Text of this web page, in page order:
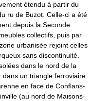
étendu à partir du
ru de Buzot. Celle-ci a été
depuis la Seconde
collectifs, puis par
urbanisée rejoint celles
sans discontinuité.
dans le nord de la
un triangle ferroviaire
en face de Conflans-
(au nord de Maisons-